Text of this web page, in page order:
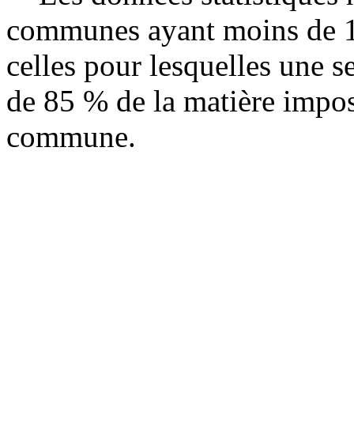
communes ayant moins de
celles pour lesquelles une
de 85 % de la matière
commune.